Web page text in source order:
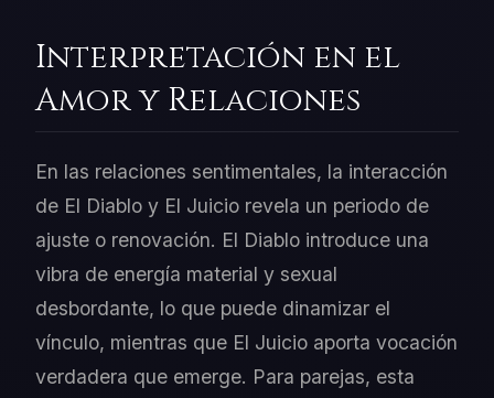
Interpretación en el
Amor y Relaciones
En las relaciones sentimentales, la interacción
de El Diablo y El Juicio revela un periodo de
ajuste o renovación. El Diablo introduce una
vibra de energía material y sexual
desbordante, lo que puede dinamizar el
vínculo, mientras que El Juicio aporta vocación
verdadera que emerge. Para parejas, esta